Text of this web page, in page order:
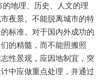
地理、历史、人文的理
夜景。不能脱离城市的特
标准。对于国内外成功的
的精髓，而不能照搬照
性景观，应因地制宜，突
中应做重点处理，并通过